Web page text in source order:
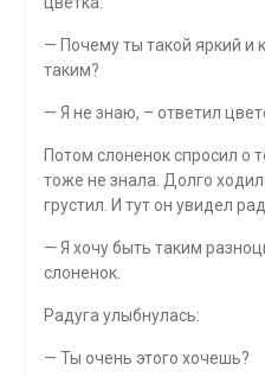
— Почему ты такой яркий и
таким?
— Я не знаю, – ответил
Потом слоненок спросил о
тоже не знала. Долго
грустил. И тут он увидел
— Я хочу быть таким
слоненок.
Радуга улыбнулась:
— Ты очень этого хочешь?